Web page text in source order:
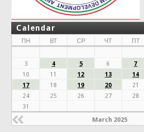
Calendar
ПН ВТ СР ЧТ ПТ
3
4 5 6 7
10
11 12 13 14
17
18 19 20 21
24
25 26 27 28
31
March 2025